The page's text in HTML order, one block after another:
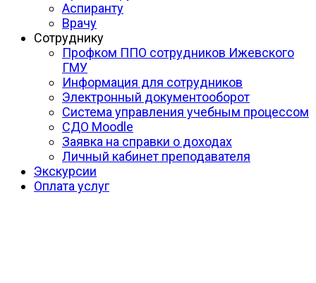
Аспиранту
Врачу
Сотруднику
Профком ППО сотрудников Ижевского
ГМУ
Информация для сотрудников
Электронный документооборот
Система управления учебным процессом
СДО Moodle
Заявка на справки о доходах
Личный кабинет преподавателя
Экскурсии
Оплата услуг